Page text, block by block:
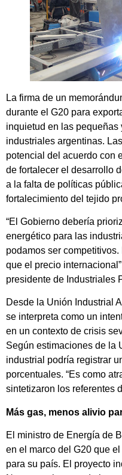
La firma de un
durante el G20 para
inquietud en las pequeñas
industriales argentinas.
potencial del acuerdo con
de fortalecer el desarrollo
a la falta de políticas
fortalecimiento del tejido
“El Gobierno debería
energético para las
podamos ser
que el precio
presidente de Industriales
Desde la Unión Industrial
se interpreta como un
en un contexto de crisis
Según estimaciones de la
industrial podría registrar
porcentuales. “Es como
sintetizaron los referentes
Más gas, menos alivio
El ministro de Energía de
en el marco del G20 que
para su país. El proyecto